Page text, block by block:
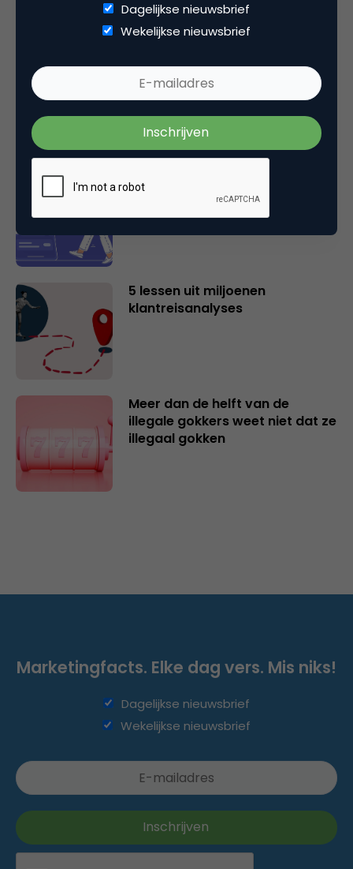
Gerelateerde artikelen
Wat is Magnetic Networking? De
evolutie van netwerken in een
tijdperk van personal branding
Waarom jouw productpagina
onzichtbaar is voor ChatGPT
(en hoe je dat nu oplost)
5 lessen uit miljoenen
klantreisanalyses
Meer dan de helft van de
illegale gokkers weet niet dat ze
illegaal gokken
Dagelijkse nieuwsbrief
Wekelijkse nieuwsbrief
Marketingfacts. Elke dag vers. Mis niks!
Dagelijkse nieuwsbrief
Wekelijkse nieuwsbrief